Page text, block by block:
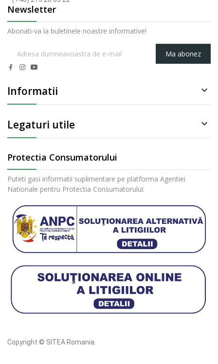
Newsletter
Abonati-va la buletinele noastre informative!
Ma abonez
Informatii 
Legaturi utile 
Protectia Consumatorului
Puteti gasi informatii suplimentare pe platforma Agentiei
Nationale pentru Protectia Consumatorului:
Copyright © SITEA Romania.